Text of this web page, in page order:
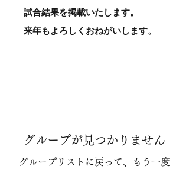
試合結果を掲載いたします。
​来年もよろしくおねがいします。
グループが見つかりません
グループリストに戻って、もう一度